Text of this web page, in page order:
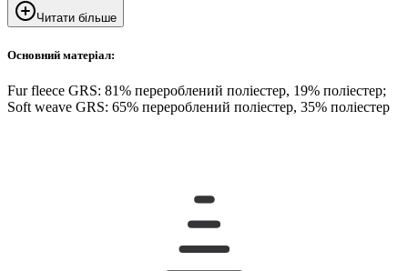
Читати більше
Основний матеріал:
Fur fleece GRS: 81% перероблений поліестер, 19% поліестер;
Soft weave GRS: 65% перероблений поліестер, 35% поліестер